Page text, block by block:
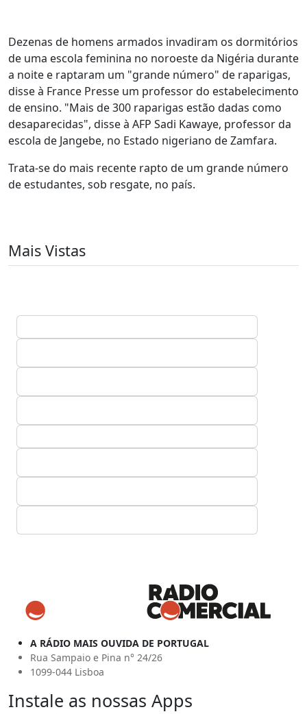
Dezenas de homens armados invadiram os dormitórios
de uma escola feminina no noroeste da Nigéria durante
a noite e raptaram um "grande número" de raparigas,
disse à France Presse um professor do estabelecimento
de ensino. "Mais de 300 raparigas estão dadas como
desaparecidas", disse à AFP Sadi Kawaye, professor da
escola de Jangebe, no Estado nigeriano de Zamfara.
Trata-se do mais recente rapto de um grande número
de estudantes, sob resgate, no país.
Mais Vistas
A RÁDIO MAIS OUVIDA DE PORTUGAL
Rua Sampaio e Pina n° 24/26
1099-044 Lisboa
Instale as nossas Apps